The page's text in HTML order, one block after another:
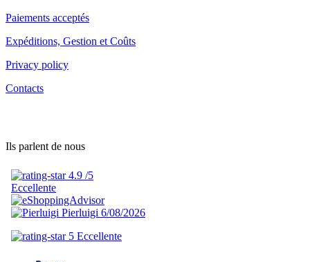
Paiements acceptés
Expéditions, Gestion et Coûts
Privacy policy
Contacts
Ils parlent de nous